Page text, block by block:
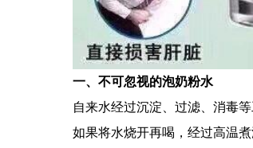
一、不可忽视的泡奶粉水
自来水经过沉淀、过滤、消毒
如果将水烧开再喝，经过高温